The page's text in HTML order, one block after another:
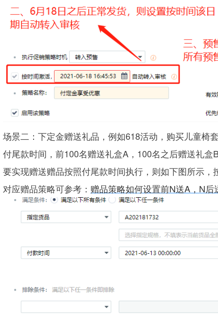
场景二：下定金赠送礼品，例如618活动，购买儿童椅
付尾款时间，前100名赠送礼盒A，100名之后赠送礼盒
要实现赠送赠品按照付尾款时间执行，则如下图所示，
对应赠品策略可参考： 赠品策略如何设置前N送A，N后